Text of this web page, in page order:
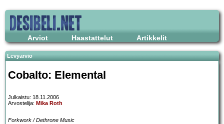
Arviot Haastattelut Artikkelit
Levyarvio
Cobalto: Elemental
Julkaistu: 18.11.2006
Arvostelija: Mika Roth
Forkwork / Dethrone Music